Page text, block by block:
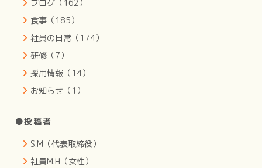
ブログ（162）
食事（185）
社員の日常（174）
研修（7）
採用情報（14）
お知らせ（1）
●投稿者
S.M（代表取締役）
社員M.H（女性）